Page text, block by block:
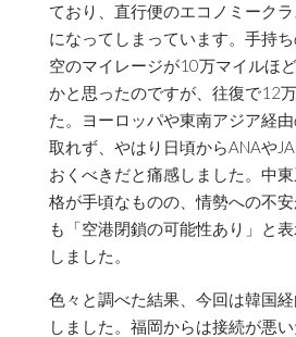
ており、直行便のエコノミーク
になってしまっています。手持
空のマイレージが10万マイルほ
かと思ったのですが、往復で12
た。ヨーロッパや東南アジア経
取れず、やはり日頃からANAや
おくべきだと痛感しました。中
格が手頃なものの、情勢への不
も「空港閉鎖の可能性あり」と
しました。
色々と調べた結果、今回は韓国
しました。福岡からは接続が悪